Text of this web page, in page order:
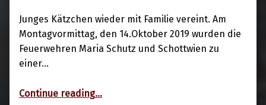
Junges Kätzchen wieder mit Familie vereint. Am
Montagvormittag, den 14.Oktober 2019 wurden die
Feuerwehren Maria Schutz und Schottwien zu
einer…
Continue reading
“14.10.2019 Tierrettung in Schottwien”
…